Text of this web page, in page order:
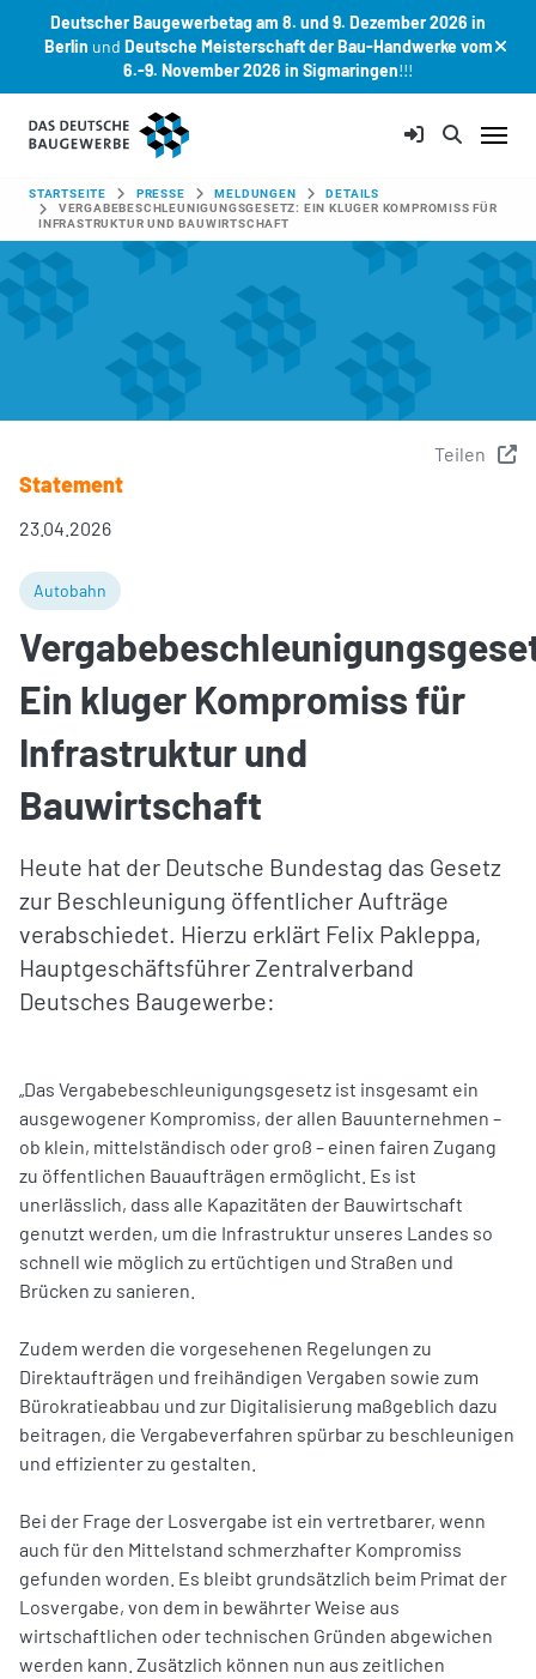
Deutscher Baugewerbetag am 8. und 9. Dezember 2026 in
Berlin und Deutsche Meisterschaft der Bau-Handwerke vom
6.-9. November 2026 in Sigmaringen!!!
Zum Hauptinhalt springen
SIE SIND HIER:
STARTSEITE PRESSE MELDUNGEN
DETAILS
VERGABEBESCHLEUNIGUNGSGESETZ: EIN KLUGER KOMPROMISS FÜR
INFRASTRUKTUR UND BAUWIRTSCHAFT
Teilen
Statement
23.04.2026
Autobahn
Ein kluger Kompromiss für
Infrastruktur und
Bauwirtschaft
Heute hat der Deutsche Bundestag das Gesetz
zur Beschleunigung öffentlicher Aufträge
verabschiedet. Hierzu erklärt Felix Pakleppa,
Hauptgeschäftsführer Zentralverband
Deutsches Baugewerbe:
„Das Vergabebeschleunigungsgesetz ist insgesamt ein
ausgewogener Kompromiss, der allen Bauunternehmen –
ob klein, mittelständisch oder groß – einen fairen Zugang
zu öffentlichen Bauaufträgen ermöglicht. Es ist
unerlässlich, dass alle Kapazitäten der Bauwirtschaft
genutzt werden, um die Infrastruktur unseres Landes so
schnell wie möglich zu ertüchtigen und Straßen und
Brücken zu sanieren.
Zudem werden die vorgesehenen Regelungen zu
Direktaufträgen und freihändigen Vergaben sowie zum
Bürokratieabbau und zur Digitalisierung maßgeblich dazu
beitragen, die Vergabeverfahren spürbar zu beschleunigen
und effizienter zu gestalten.
Bei der Frage der Losvergabe ist ein vertretbarer, wenn
auch für den Mittelstand schmerzhafter Kompromiss
gefunden worden. Es bleibt grundsätzlich beim Primat der
Losvergabe, von dem in bewährter Weise aus
wirtschaftlichen oder technischen Gründen abgewichen
werden kann. Zusätzlich können nun aus zeitlichen